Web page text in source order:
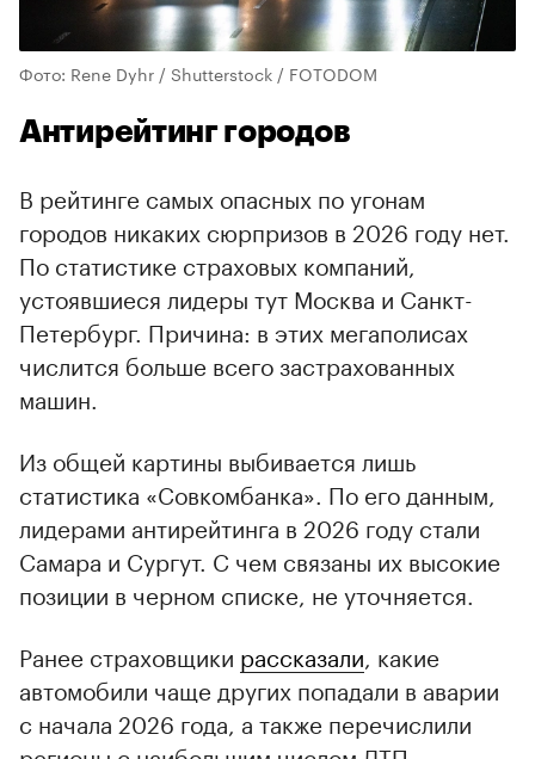
Фото: Rene Dyhr / Shutterstock / FOTODOM
Антирейтинг городов
В рейтинге самых опасных по угонам
городов никаких сюрпризов в 2026 году нет.
По статистике страховых компаний,
устоявшиеся лидеры тут Москва и Санкт-
Петербург. Причина: в этих мегаполисах
числится больше всего застрахованных
машин.
Из общей картины выбивается лишь
статистика «Совкомбанка». По его данным,
лидерами антирейтинга в 2026 году стали
Самара и Сургут. С чем связаны их высокие
позиции в черном списке, не уточняется.
Ранее страховщики рассказали , какие
автомобили чаще других попадали в аварии
с начала 2026 года, а также перечислили